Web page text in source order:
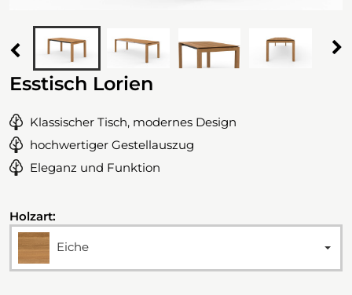
Esstisch Lorien
Klassischer Tisch, modernes Design
hochwertiger Gestellauszug
Eleganz und Funktion
Holzart:
Eiche